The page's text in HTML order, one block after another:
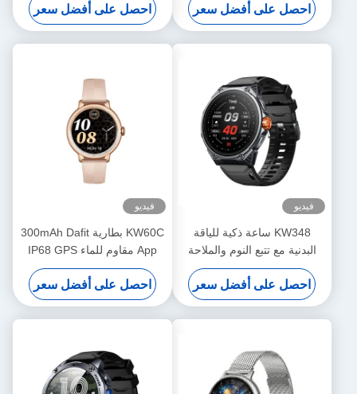
5ATM مقاوم للماء
احصل على أفضل سعر
AI Q A 5ATM مقاوم للماء
احصل على أفضل سعر
فيديو
KW348 ساعة ذكية للياقة
البدنية مع تتبع النوم والملاحة
والميزات التي تعمل بالذكاء
الاصطناعي 5ATM تصنيف
مقاوم للماء وتخزين الوسائط
احصل على أفضل سعر
فيديو
KW60C بطارية 300mAh Dafit
App مقاوم للماء IP68 GPS
تتبع الحركة الشاشة المستديرة
ساعة ذكية لمراقبة صحة المرأة
ونومها
احصل على أفضل سعر